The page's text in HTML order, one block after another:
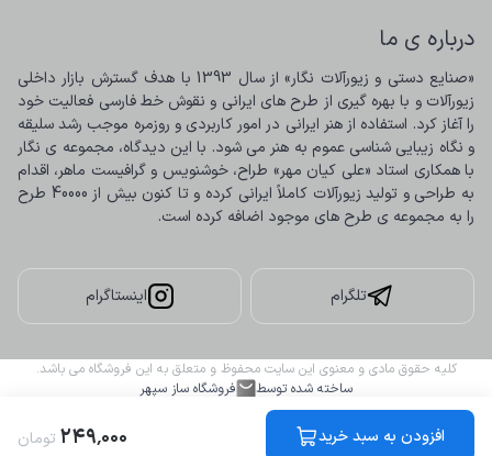
افزودن به سبد خرید ۲۴۹٬۰۰۰ تومان
درباره ی ما
را به مجموعه ی طرح های موجود اضافه کرده است.
تلگرام اینستاگرام
کلیه حقوق مادی و معنوی این سایت محفوظ و متعلق به این فروشگاه می باشد.
ساخته شده توسط
فروشگاه ساز سپهر